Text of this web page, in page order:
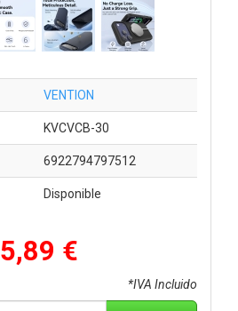
VENTION
KVCVCB-30
6922794797512
Disponible
5,89 €
*IVA Incluido